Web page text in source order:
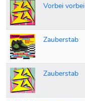
Vorbei vorbei
Zauberstab
Zauberstab